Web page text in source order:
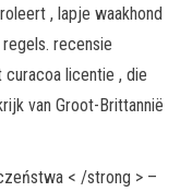
, lapje waakhond
recensie
licentie , die
van Groot-Brittannië
< /strong > –